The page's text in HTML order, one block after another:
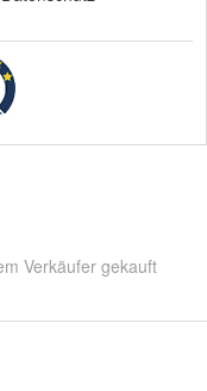
Verkäufer gekauft